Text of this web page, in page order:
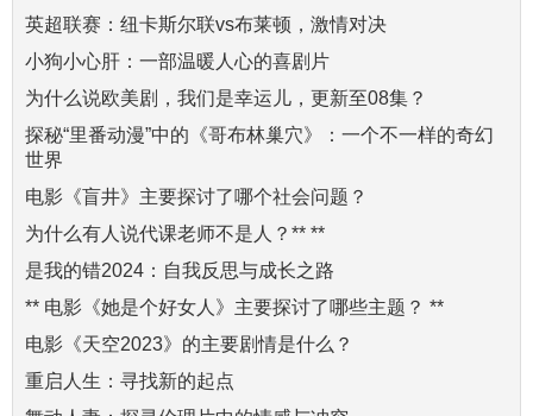
英超联赛：纽卡斯尔联vs布莱顿，激情对决
小狗小心肝：一部温暖人心的喜剧片
为什么说欧美剧，我们是幸运儿，更新至08集？
探秘“里番动漫”中的《哥布林巢穴》：一个不一样的奇幻
世界
电影《盲井》主要探讨了哪个社会问题？
为什么有人说代课老师不是人？** **
是我的错2024：自我反思与成长之路
** 电影《她是个好女人》主要探讨了哪些主题？ **
电影《天空2023》的主要剧情是什么？
重启人生：寻找新的起点